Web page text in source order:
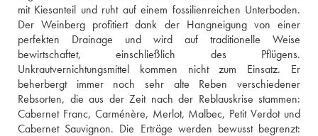
mit Kiesanteil und ruht auf einem fossilienreichen Unterboden.
Der Weinberg profitiert dank der Hangneigung von einer
perfekten Drainage und wird auf traditionelle Weise
bewirtschaftet, einschließlich des Pflügens.
Unkrautvernichtungsmittel kommen nicht zum Einsatz. Er
beherbergt immer noch sehr alte Reben verschiedener
Rebsorten, die aus der Zeit nach der Reblauskrise stammen:
Cabernet Franc, Carménère, Merlot, Malbec, Petit Verdot und
Cabernet Sauvignon. Die Erträge werden bewusst begrenzt: